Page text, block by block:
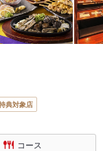
典対象店
コース